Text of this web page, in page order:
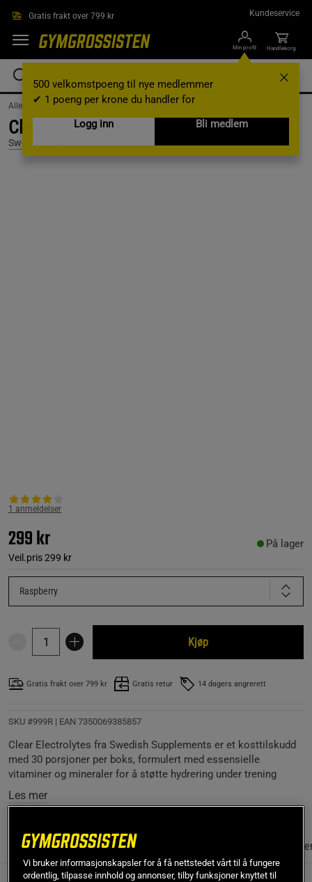
Gratis frakt over 799 kr Kundeservice
Min profil
500 velkomstpoeng til nye medlemmer
✔ 1 poeng per krone du handler for
Logg inn
Bli medlem
Handlekorg
AlleVaremerker / Swedish Supplements
Clear Electrolytes 240 g Raspberry
Swedish Supplements
1 anmeldelser
299 kr
Veil.pris299 kr
På lager
Raspberry
Kjøp
Gratis frakt over 799 kr Gratis retur 14 dagers angrerett
SKU #999R | EAN 7350069385857
Clear Electrolytes fra Swedish Supplements er et kosttilskudd
med 30 porsjoner per boks, formulert med essensielle
vitaminer og mineraler for å støtte hydrering under trening
Les mer
Informasjon Anmeldelser Næringsinformasjon &
Vi bruker informasjonskapsler for å få nettstedet vårt til å fungere
ordentlig, tilpasse innhold og annonser, tilby funksjoner knyttet til